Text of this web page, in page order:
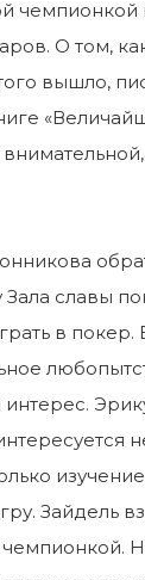
чемпионкой
О том,
вышло,
славы
в
интерес.
Зайдель